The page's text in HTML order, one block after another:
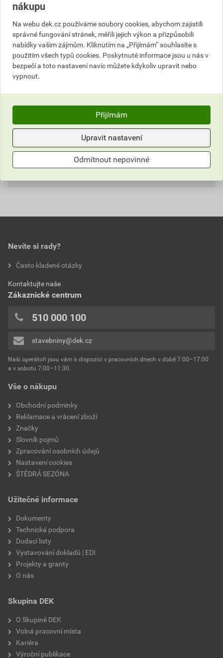
Popis
Taška půlená má poloviční šířku tašky základní.
Používá se hlavně při krytí nároží úžlabí a kolem
střešních oken. Povrchovou úpravu Briliant tvoří
Aktuální prodejní cena po slevě 23% z ceníkové ceny
49,28 Kč
59,63 Kč
Dokumenty
Dokumenty výrobce
DOKUMENTY KM BETA
externí odkaz
Parametry
typ poloviční
barva
materiál
celková šířka
celková délka
krycí šířka
výška profilu 33,5 mm
výrobce
0,0
hodnotilo 0 uživatelů
Přidávat hodnocení může pouze přihlášený uživatel.
Vše o nákupu
Obchodní podmínky
Reklamace a vrácení zboží
Značky
Slovník pojmů
Zpracování osobních údajů
Nastavení cookies
ŠTĚDRÁ SEZÓNA
Užitečné informace
Dokumenty
Technická podpora
Dodací listy
Vystavování dokladů | EDI
Projekty a granty
O nás
Skupina DEK
O Skupině DEK
Volná pracovní místa
Kariéra
Výroční publikace
Nevíte si rady?
Často kladené otázky
Kontaktujte naše
Zákaznické centrum
510 000 100
stavebniny@dek.cz
Naši operátoři jsou vám k dispozici v pracovních dnech v době 7:00–17:00
a v sobotu 7:00–11:30.
nákupu
Na webu dek.cz používáme soubory cookies, abychom zajistili
správné fungování stránek, měřili jejich výkon a přizpůsobili
nabídky vašim zájmům. Kliknutím na „Přijímám“ souhlasíte s
použitím všech typů cookies. Poskytnuté informace jsou u nás v
bezpečí a toto nastavení navíc můžete kdykoliv upravit nebo
vypnout.
Přijímám
Upravit nastavení
Odmítnout nepovinné